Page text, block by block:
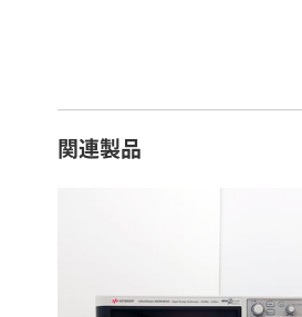
26日 ～ 1ヶ月
関連製品